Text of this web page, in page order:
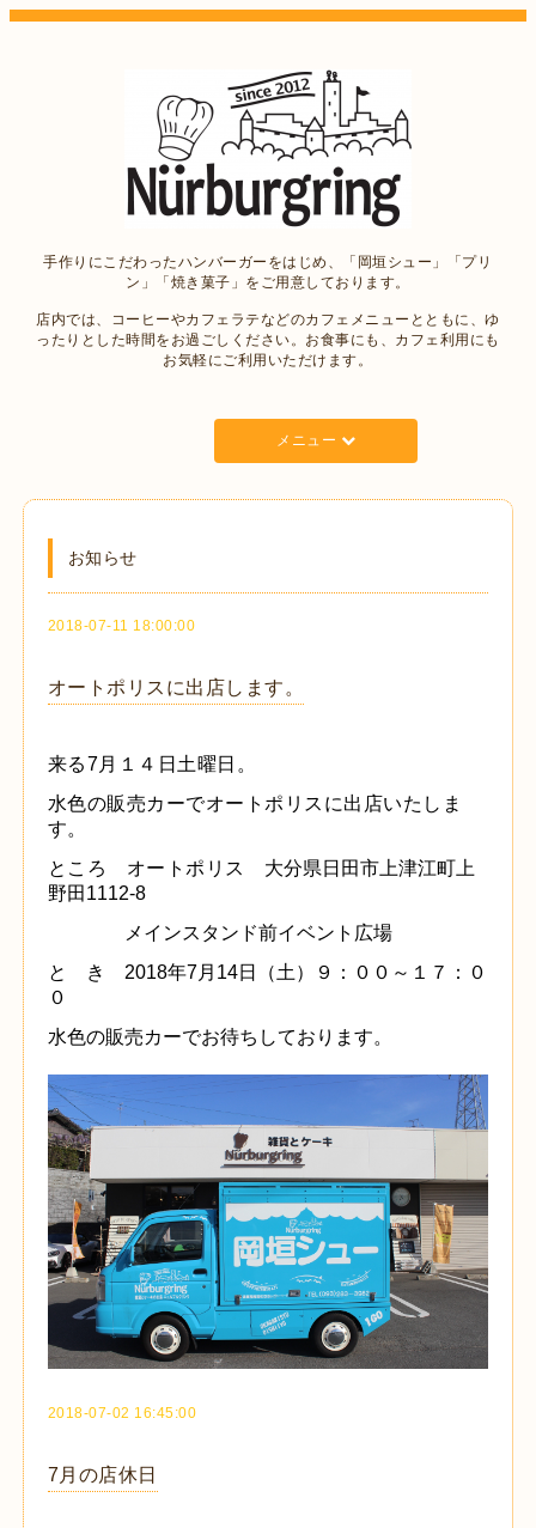
手作りにこだわったハンバーガーをはじめ、「岡垣シュー」「プリ
ン」「焼き菓子」をご用意しております。
店内では、コーヒーやカフェラテなどのカフェメニューとともに、ゆ
ったりとした時間をお過ごしください。お食事にも、カフェ利用にも
お気軽にご利用いただけます。
メニュー
お知らせ
2018-07-11 18:00:00
オートポリスに出店します。
来る7月１４日土曜日。
水色の販売カーでオートポリスに出店いたしま
す。
ところ オートポリス 大分県日田市上津江町上
野田1112-8
メインスタンド前イベント広場
と き 2018年7月14日（土）９：００～１７：０
０
水色の販売カーでお待ちしております。
2018-07-02 16:45:00
7月の店休日